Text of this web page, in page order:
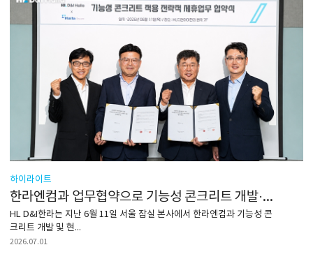
하이라이트
한라엔컴과 업무협약으로 기능성 콘크리트 개발·적용 나서
HL D&I한라는 지난 6월 11일 서울 잠실 본사에서 한라엔컴과 기능성 콘
크리트 개발 및 현...
2026.07.01